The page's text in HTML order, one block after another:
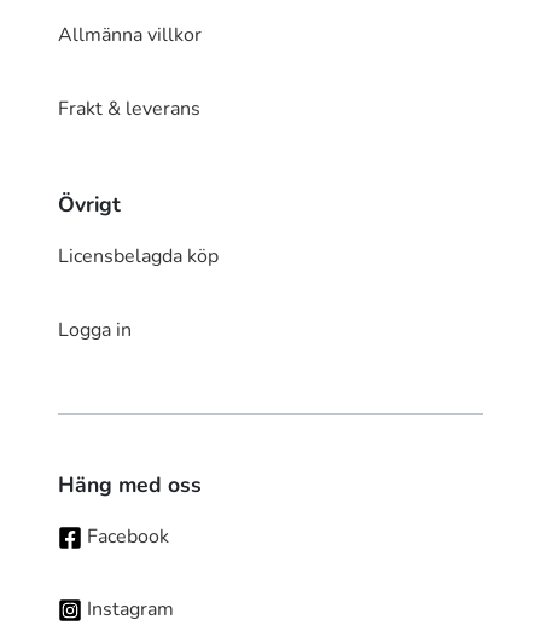
Allmänna villkor
Frakt & leverans
Övrigt
Licensbelagda köp
Logga in
Häng med oss
Facebook
Instagram